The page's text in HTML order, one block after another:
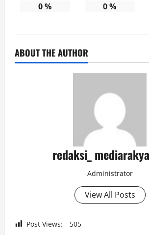
0% 0%
ABOUT THE AUTHOR
redaksi_
Administrator
View All Posts
Post Views: 505